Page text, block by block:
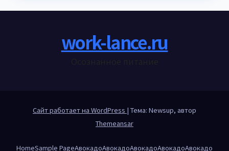
work-lance.ru
Сайт работает на WordPress | Тема: Newsup, автор
Themeansar
HomeSample PageАвокадоАвокадоАвокадоАвокадоАвокадо